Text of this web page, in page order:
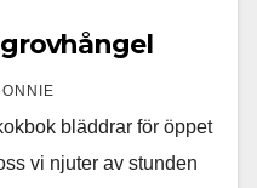
bläddrar för öppet
vi njuter av stunden